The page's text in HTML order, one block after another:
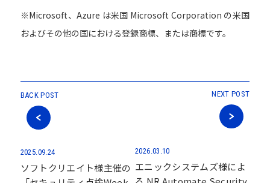
※Microsoft、Azure は米国 Microsoft Corporation の米国
およびその他の国における登録商標、または商標です。
BACK POST
2025.09.24
ソフトクリエイト様主催の
NEXT POST
2026.03.10
エニックシステムズ様によ